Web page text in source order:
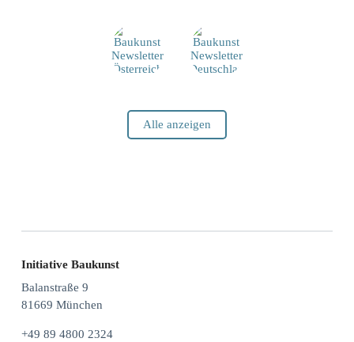
Alle anzeigen
Initiative Baukunst
Balanstraße 9
81669 München
+49 89 4800 2324